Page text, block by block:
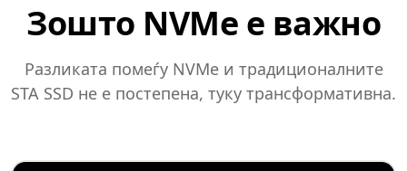
Зошто NVMe е важно
Разликата помеѓу NVMe и традиционалните
STA SSD не е постепена, туку трансформативна.